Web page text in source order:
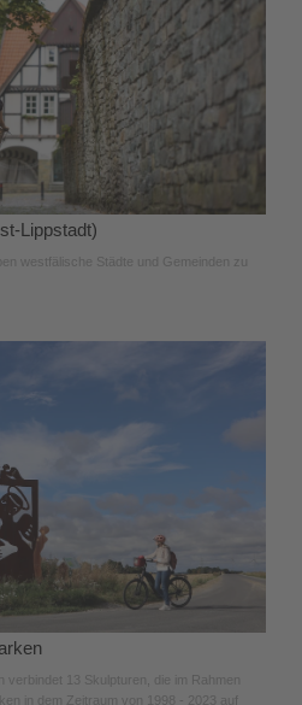
Lippstadt)
westfälische Städte und Gemeinden zu
13 Skulpturen, die im Rahmen
in dem Zeitraum von 1998 - 2023 auf